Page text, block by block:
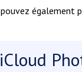
également